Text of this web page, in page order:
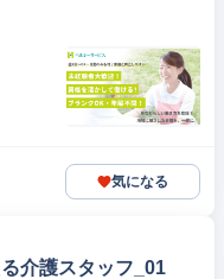
気になる
介護スタッフ_01